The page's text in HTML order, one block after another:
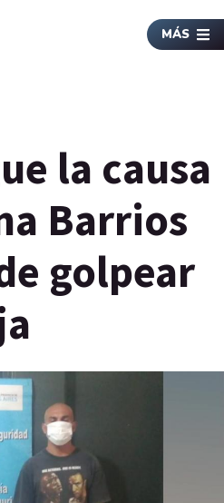
MÁS
la causa
Barrios
golpear